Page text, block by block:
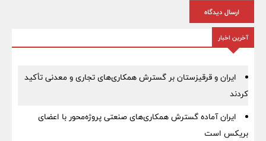
ارسال دیدگاه
آخرین اخبار
ایران و قرقیزستان بر گسترش همکاری‌های تجاری و معدنی تأکید
کردند
ایران آماده گسترش همکاری‌های صنعتی پروژه‌محور با اعضای
بریکس است